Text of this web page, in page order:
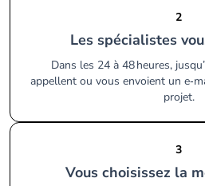
2
Les spécialistes
Dans les 24 à 48 heures,
appellent ou vous envoient un
projet.
3
Vous choisissez la